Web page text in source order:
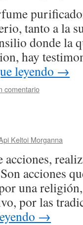
tanto a la
donde la
hay
leyendo →
comentario
Keltoi Morganna
acciones,
acciones
una
por las
→